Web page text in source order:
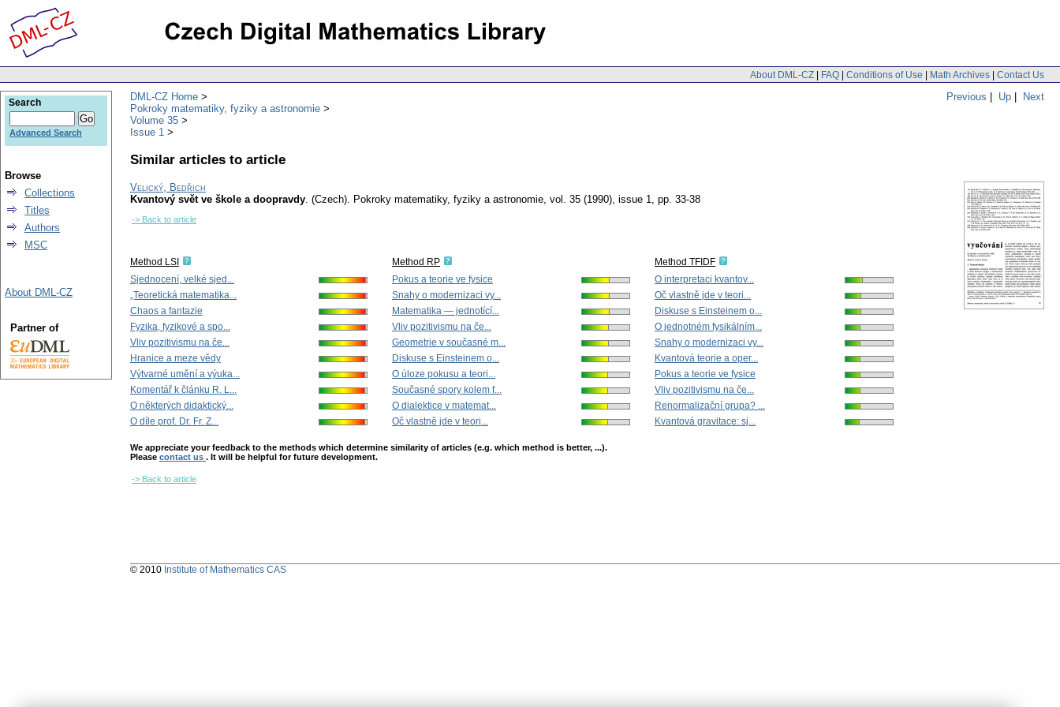
About DML-CZ | FAQ | Conditions of Use | Math Archives | Contact Us
Previous | Up | Next
DML-CZ Home
Pokroky matematiky, fyziky a astronomie
Volume 35
Issue 1
Similar articles to article
Velický, Bedřich
Kvantový svět ve škole a doopravdy. (Czech). Pokroky matematiky, fyziky a astronomie, vol. 35 (1990), issue 1, pp. 33-38
-> Back to article
Method LSI
Sjednocení, velké sjed...
„Teoretická matematika...
Chaos a fantazie
Fyzika, fyzikové a spo...
Vliv pozitivismu na če...
Hranice a meze vědy
Výtvarné umění a výuka...
Komentář k článku R. L...
O nӗkterých didaktický...
O díle prof. Dr. Fr. Z...
Method RP
Pokus a teorie ve fysice
Snahy o modernizaci vy...
Matematika — jednotící...
Vliv pozitivismu na če...
Geometrie v současné m...
Diskuse s Einsteinem o...
O úloze pokusu a teori...
Současné spory kolem f...
O dialektice v matemat...
Oč vlastně jde v teori...
Method TFIDF
O interpretaci kvantov...
Oč vlastně jde v teori...
Diskuse s Einsteinem o...
O jednotném fysikálním...
Snahy o modernizaci vy...
Kvantová teorie a oper...
Pokus a teorie ve fysice
Vliv pozitivismu na če...
Renormalizační grupa? ...
Kvantová gravitace: sj...
We appreciate your feedback to the methods which determine similarity of articles (e.g. which method is better, ...).
Please contact us . It will be helpful for future development.
-> Back to article
Search
Advanced Search
Browse
Collections
Titles
Authors
MSC
About DML-CZ
Partner of
© 2010 Institute of Mathematics CAS